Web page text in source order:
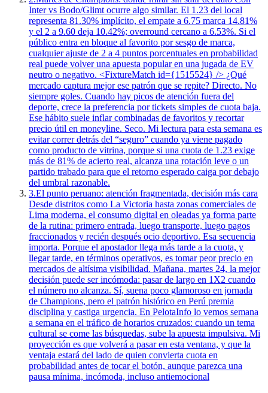
Inter vs Bodo/Glimt ocurre algo similar. El 1.23 del local
representa 81.30% implícito, el empate a 6.75 marca 14.81%
y el 2 a 9.60 deja 10.42%; overround cercano a 6.53%. Si el
público entra en bloque al favorito por sesgo de marca,
cualquier ajuste de 2 a 4 puntos porcentuales en probabilidad
real puede volver una apuesta popular en una jugada de EV
neutro o negativo. <FixtureMatch id={1515524} /> ¿Qué
mercado captura mejor ese patrón que se repite? Directo. No
siempre goles. Cuando hay picos de atención fuera del
deporte, crece la preferencia por tickets simples de cuota baja.
Ese hábito suele inflar combinadas de favoritos y recortar
precio útil en moneyline. Seco. Mi lectura para esta semana es
evitar correr detrás del “seguro” cuando ya viene pagado
como producto de vitrina, porque si una cuota de 1.23 exige
más de 81% de acierto real, alcanza una rotación leve o un
partido trabado para que el retorno esperado caiga por debajo
del umbral razonable.
3.El punto peruano: atención fragmentada, decisión más cara
Desde distritos como La Victoria hasta zonas comerciales de
Lima moderna, el consumo digital en oleadas ya forma parte
de la rutina: primero entrada, luego transporte, luego pagos
fraccionados y recién después ocio deportivo. Esa secuencia
importa. Porque el apostador llega más tarde a la cuota, y
llegar tarde, en términos operativos, es tomar peor precio en
mercados de altísima visibilidad. Mañana, martes 24, la mejor
decisión puede ser incómoda: pasar de largo en 1X2 cuando
el número no alcanza. Sí, suena poco glamoroso en jornada
de Champions, pero el patrón histórico en Perú premia
disciplina y castiga urgencia. En PelotaInfo lo vemos semana
a semana en el tráfico de horarios cruzados: cuando un tema
cultural se come las búsquedas, sube la apuesta impulsiva. Mi
proyección es que volverá a pasar en esta ventana, y que la
ventaja estará del lado de quien convierta cuota en
probabilidad antes de tocar el botón, aunque parezca una
pausa mínima, incómoda, incluso antiemocional